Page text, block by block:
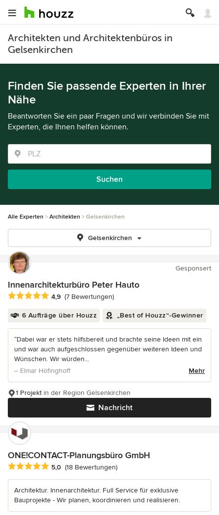
Architekten und Architektenbüros in
Gelsenkirchen
Finden Sie passende Experten in Ihrer
Nähe
Beantworten Sie ein paar Fragen und wir verbinden Sie mit
Experten, die Ihnen helfen können.
Suchen
Alle Experten Architekten Gelsenkirchen
Gelsenkirchen
Gesponsert
Innenarchitekturbüro Peter Hauto
Durchschnittliche Bewertung: 4.9 von 5 Sternen
4,9 (7 Bewertungen)
6 Aufträge über Houzz „Best of Houzz“-Gewinner
“Dabei war er stets hilfsbereit und brachte seine Ideen mit ein
und war auch aufgeschlossen gegenüber weiteren Ideen und
Wünschen. Wir würden...
– Elmar Höfinghoff
Mehr
Nachricht
1 Projektin der Region Gelsenkirchen
ONE!CONTACT-Planungsbüro GmbH
Durchschnittliche Bewertung: 5 von 5 Sternen
5,0 (18 Bewertungen)
Architektur. Innenarchitektur. Full Service für exklusive
Bauprojekte - Wir planen, koordinieren und realisieren.